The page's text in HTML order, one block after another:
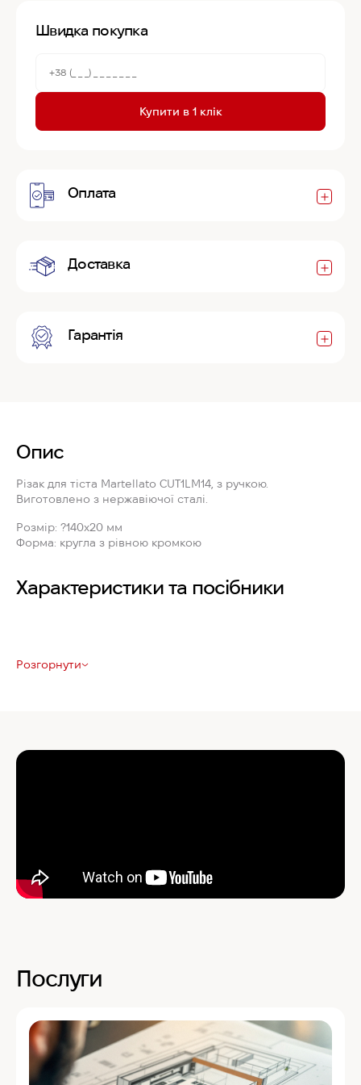
Швидка покупка
Купити в 1 клік
Оплата
Доставка
Гарантія
Опис
Різак для тіста Martellato CUT1LM14 , з ручкою.
Виготовлено з нержавіючої сталі.
Розмір: ?140x20 мм
Форма: кругла з рівною кромкою
Характеристики та посібники
Розгорнути
Послуги